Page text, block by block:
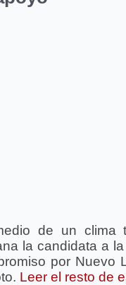
de un clima
la candidata a
por Nuevo
Leer el resto de